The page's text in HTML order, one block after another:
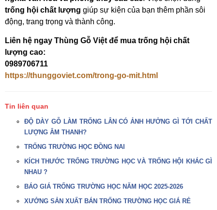
trống hội chất lượng giúp sự kiện của bạn thêm phần sôi
động, trang trọng và thành công.
Liên hệ ngay Thùng Gỗ Việt để mua trống hội chất
lượng cao:
0989706711
https://thunggoviet.com/trong-go-mit.html
Tin liên quan
ĐỘ DÀY GỖ LÀM TRỐNG LÂN CÓ ẢNH HƯỞNG GÌ TỚI CHẤT
LƯỢNG ÂM THANH?
TRỐNG TRƯỜNG HỌC ĐỒNG NAI
KÍCH THƯỚC TRỐNG TRƯỜNG HỌC VÀ TRỐNG HỘI KHÁC GÌ
NHAU ?
BÁO GIÁ TRỐNG TRƯỜNG HỌC NĂM HỌC 2025-2026
XƯỞNG SẢN XUẤT BÁN TRỐNG TRƯỜNG HỌC GIÁ RẺ